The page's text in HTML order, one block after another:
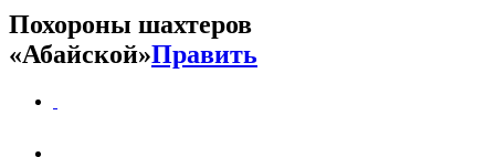
Похороны шахтеров
«Абайской»Править